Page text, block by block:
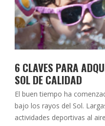
6 CLAVES PARA
SOL DE CALIDAD
El buen tiempo ha
bajo los rayos del Sol.
actividades deportivas al